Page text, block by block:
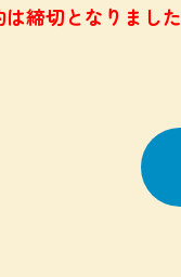
は締切となりました